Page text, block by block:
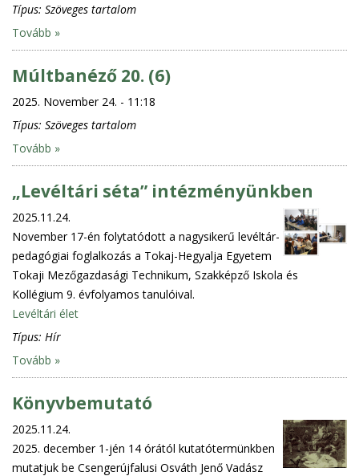
Típus: Szöveges tartalom
Tovább »
Múltbanéző 20. (6)
2025. November 24. - 11:18
Típus: Szöveges tartalom
Tovább »
„Levéltári séta” intézményünkben
2025.11.24.
November 17-én folytatódott a nagysikerű levéltár-
pedagógiai foglalkozás a Tokaj-Hegyalja Egyetem
Tokaji Mezőgazdasági Technikum, Szakképző Iskola és
Kollégium 9. évfolyamos tanulóival.
Levéltári élet
Típus: Hír
Tovább »
Könyvbemutató
2025.11.24.
2025. december 1-jén 14 órától kutatótermünkben
mutatjuk be Csengerújfalusi Osváth Jenő Vadász